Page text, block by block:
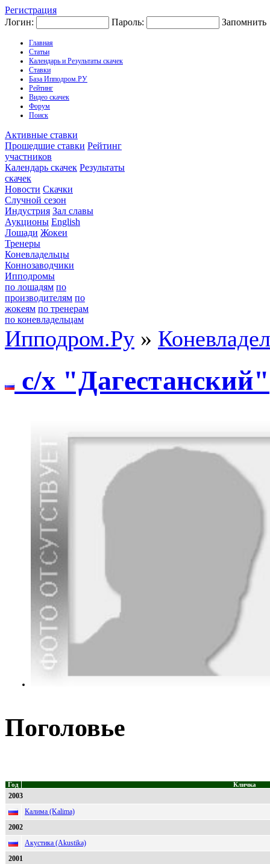
Регистрация
Логин:
Пароль: Запомнить
Главная
Статьи
Календарь и Результаты скачек
Ставки
База Ипподром.РУ
Рейтинг
Видео скачек
Форум
Поиск
Активные ставки
Прошедшие ставки Рейтинг
участников
Календарь скачек Результаты
скачек
Новости Скачки
Случной сезон
Индустрия Зал славы
Аукционы English
Лошади Жокеи
Тренеры
Коневладельцы
Коннозаводчики
Ипподромы
по лошадям по
производителям по
жокеям по тренерам
по коневладельцам
Ипподром.Ру »
c/x "Дагecтанcкий"
Поголовье
Год Кличка
2003
Калима (Kalima)
2002
Акустика (Akustika)
2001